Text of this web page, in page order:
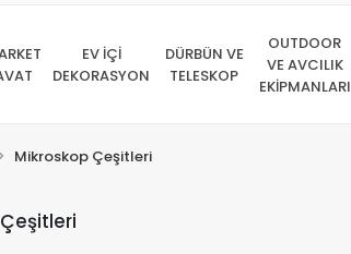
EV İÇİ
DEKORASYON
DÜRBÜN VE
TELESKOP
OUTDOOR
VE AVCILIK
EKİPMANLARI
Mikroskop Çeşitleri